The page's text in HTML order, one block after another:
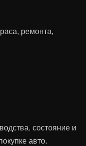
ремонта,
состояние и
авто.